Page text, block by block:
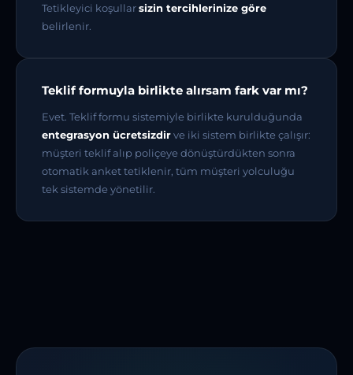
Tetikleyici koşullarsizin tercihlerinize göre
belirlenir.
Teklif formuyla birlikte alırsam fark var mı?
Evet. Teklif formu sistemiyle birlikte kurulduğunda
entegrasyon ücretsizdirve iki sistem birlikte çalışır:
müşteri teklif alıp poliçeye dönüştürdükten sonra
otomatik anket tetiklenir, tüm müşteri yolculuğu
tek sistemde yönetilir.